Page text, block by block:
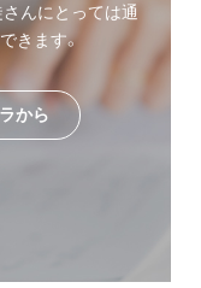
んにとっては通
きます。
から